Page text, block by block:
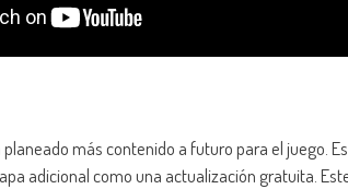
más contenido a futuro para el juego.
adicional como una actualización gratuita.